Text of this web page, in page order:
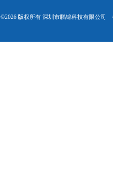
©2026 版权所有 深圳市鹏锦科技有限公司